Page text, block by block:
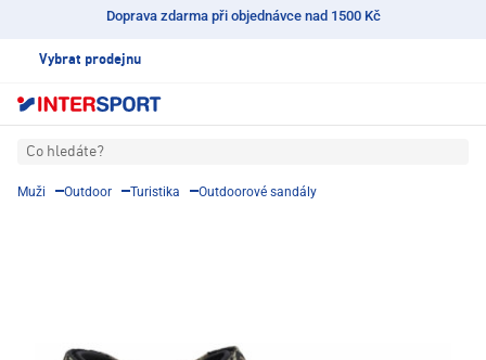
Doprava zdarma při objednávce nad 1500 Kč
Vybrat prodejnu
Co hledáte?
Muži Outdoor Turistika Outdoorové sandály